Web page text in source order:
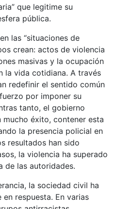
que legitime su
pública.
las “situaciones de
crean: actos de violencia
masivas y la ocupación
la vida cotidiana. A través
redefinir el sentido común
por imponer su
tanto, el gobierno
éxito, contener esta
la presencia policial en
resultados han sido
la violencia ha superado
de las autoridades.
la sociedad civil ha
respuesta. En varias